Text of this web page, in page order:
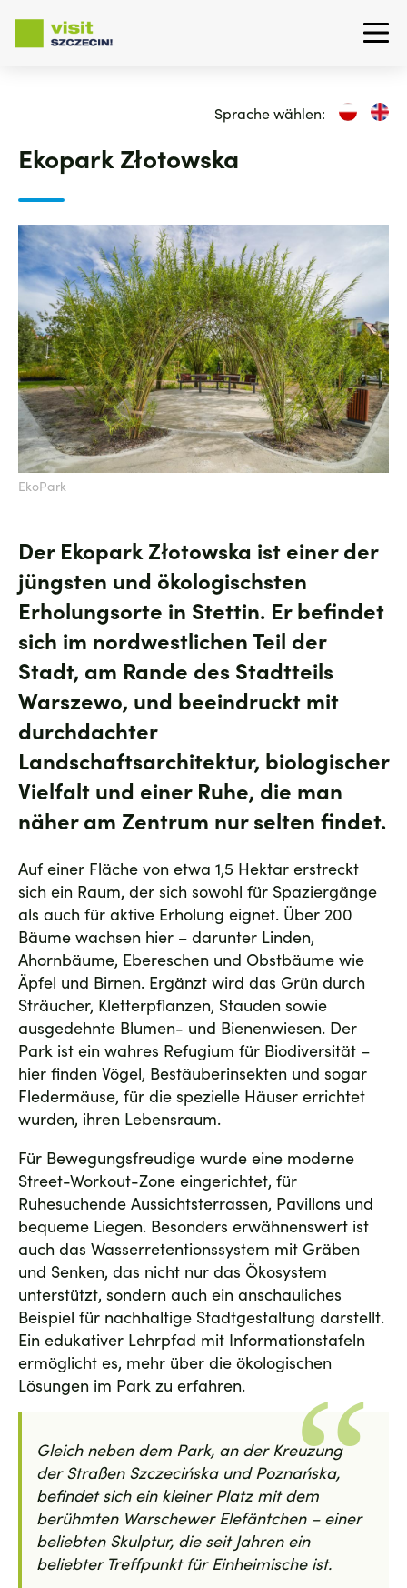
Sprache wählen:
Ekopark Złotowska
EkoPark
Der Ekopark Złotowska ist einer der
jüngsten und ökologischsten
Erholungsorte in Stettin. Er befindet
sich im nordwestlichen Teil der
Stadt, am Rande des Stadtteils
Warszewo, und beeindruckt mit
durchdachter
Landschaftsarchitektur, biologischer
Vielfalt und einer Ruhe, die man
näher am Zentrum nur selten findet.
Auf einer Fläche von etwa 1,5 Hektar erstreckt
sich ein Raum, der sich sowohl für Spaziergänge
als auch für aktive Erholung eignet. Über 200
Bäume wachsen hier – darunter Linden,
Ahornbäume, Ebereschen und Obstbäume wie
Äpfel und Birnen. Ergänzt wird das Grün durch
Sträucher, Kletterpflanzen, Stauden sowie
ausgedehnte Blumen- und Bienenwiesen. Der
Park ist ein wahres Refugium für Biodiversität –
hier finden Vögel, Bestäuberinsekten und sogar
Fledermäuse, für die spezielle Häuser errichtet
wurden, ihren Lebensraum.
Für Bewegungsfreudige wurde eine moderne
Street-Workout-Zone eingerichtet, für
Ruhesuchende Aussichtsterrassen, Pavillons und
bequeme Liegen. Besonders erwähnenswert ist
auch das Wasserretentionssystem mit Gräben
und Senken, das nicht nur das Ökosystem
unterstützt, sondern auch ein anschauliches
Beispiel für nachhaltige Stadtgestaltung darstellt.
Ein edukativer Lehrpfad mit Informationstafeln
ermöglicht es, mehr über die ökologischen
Lösungen im Park zu erfahren.
Gleich neben dem Park, an der Kreuzung
der Straßen Szczecińska und Poznańska,
befindet sich ein kleiner Platz mit dem
berühmten Warschewer Elefäntchen – einer
beliebten Skulptur, die seit Jahren ein
beliebter Treffpunkt für Einheimische ist.